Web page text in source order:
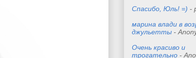
Спасибо, Юль! =) -
марина влади в
джульетты -
Очень красиво и
трогательно -